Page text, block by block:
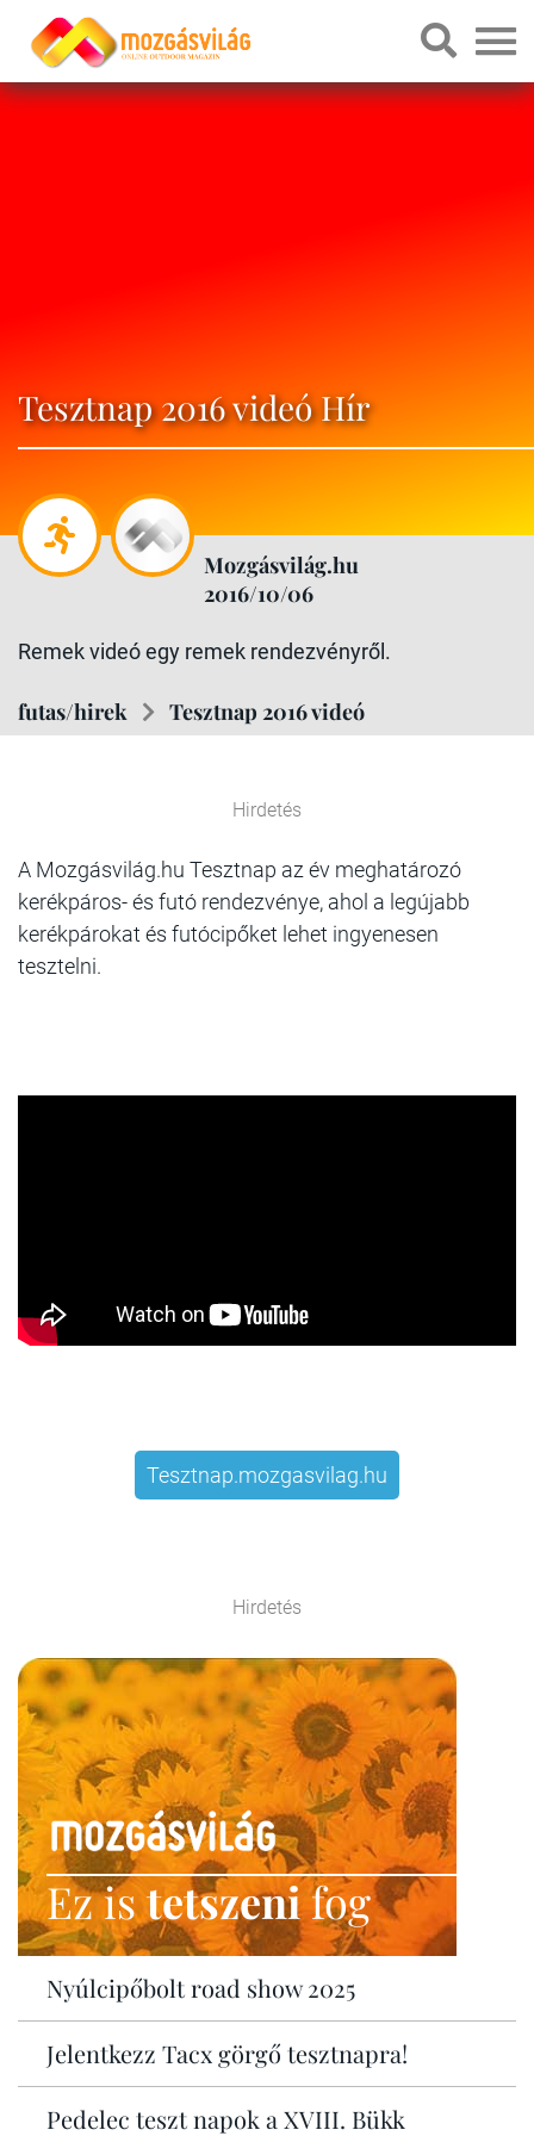
Tesztnap 2016 videó Hír
Mozgásvilág.hu
2016/10/06
Remek videó egy remek rendezvényről.
futas/hirek Tesztnap 2016 videó
Hirdetés
A Mozgásvilág.hu Tesztnap az év meghatározó
kerékpáros- és futó rendezvénye, ahol a legújabb
kerékpárokat és futócipőket lehet ingyenesen
tesztelni.
Tesztnap.mozgasvilag.hu
Hirdetés
Ez istetszenifog
Nyúlcipőbolt road show 2025
Jelentkezz Tacx görgő tesztnapra!
Pedelec teszt napok a XVIII. Bükk